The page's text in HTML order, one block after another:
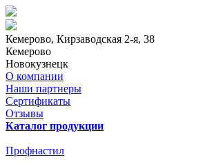
Кемерово, Кирзаводская 2-я, 38
Кемерово
Новокузнецк
О компании
Наши партнеры
Сертификаты
Отзывы
Каталог продукции
Профнастил